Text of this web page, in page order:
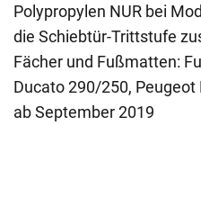
Polypropylen NUR bei
die Schiebtür-Trittstufe
Fächer und Fußmatten:
Ducato 290/250,
ab September 2019